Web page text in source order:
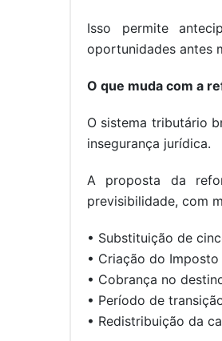
Isso permite
oportunidades antes
O que muda com a
O sistema tributário
insegurança jurídica.
A proposta da
previsibilidade, com
• Substituição de
• Criação do
• Cobrança no
• Período de
• Redistribuição da